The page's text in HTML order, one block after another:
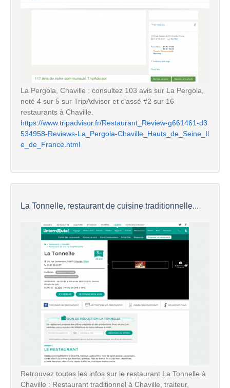
La Pergola, Chaville : consultez 103 avis sur La Pergola,
noté 4 sur 5 sur TripAdvisor et classé #2 sur 16
restaurants à Chaville.
https://www.tripadvisor.fr/Restaurant_Review-g661461-d3
534958-Reviews-La_Pergola-Chaville_Hauts_de_Seine_Il
e_de_France.html
La Tonnelle, restaurant de cuisine traditionnelle...
Retrouvez toutes les infos sur le restaurant La Tonnelle à
Chaville : Restaurant traditionnel à Chaville, traiteur,